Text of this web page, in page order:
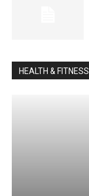
HEALTH & FITNESS